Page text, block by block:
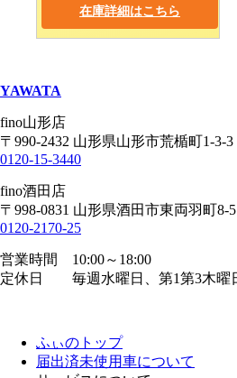
在庫詳細はこちら
YAWATA
fino山形店
〒990-2432 山形県山形市荒楯町1-3-3
0120-15-3440
fino酒田店
〒998-0831 山形県酒田市東両羽町8-5
0120-2170-25
営業時間 10:00～18:00
定休日 毎週水曜日、第1第3木曜
ふぃのトップ
届出済未使用車について